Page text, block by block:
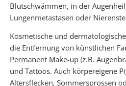
Blutschwämmen, in der
Lungenmetastasen oder
Kosmetische und
die Entfernung von künstlichen
Permanent Make-up (z.B.
und Tattoos. Auch körpereigene
Altersflecken, Sommersprossen